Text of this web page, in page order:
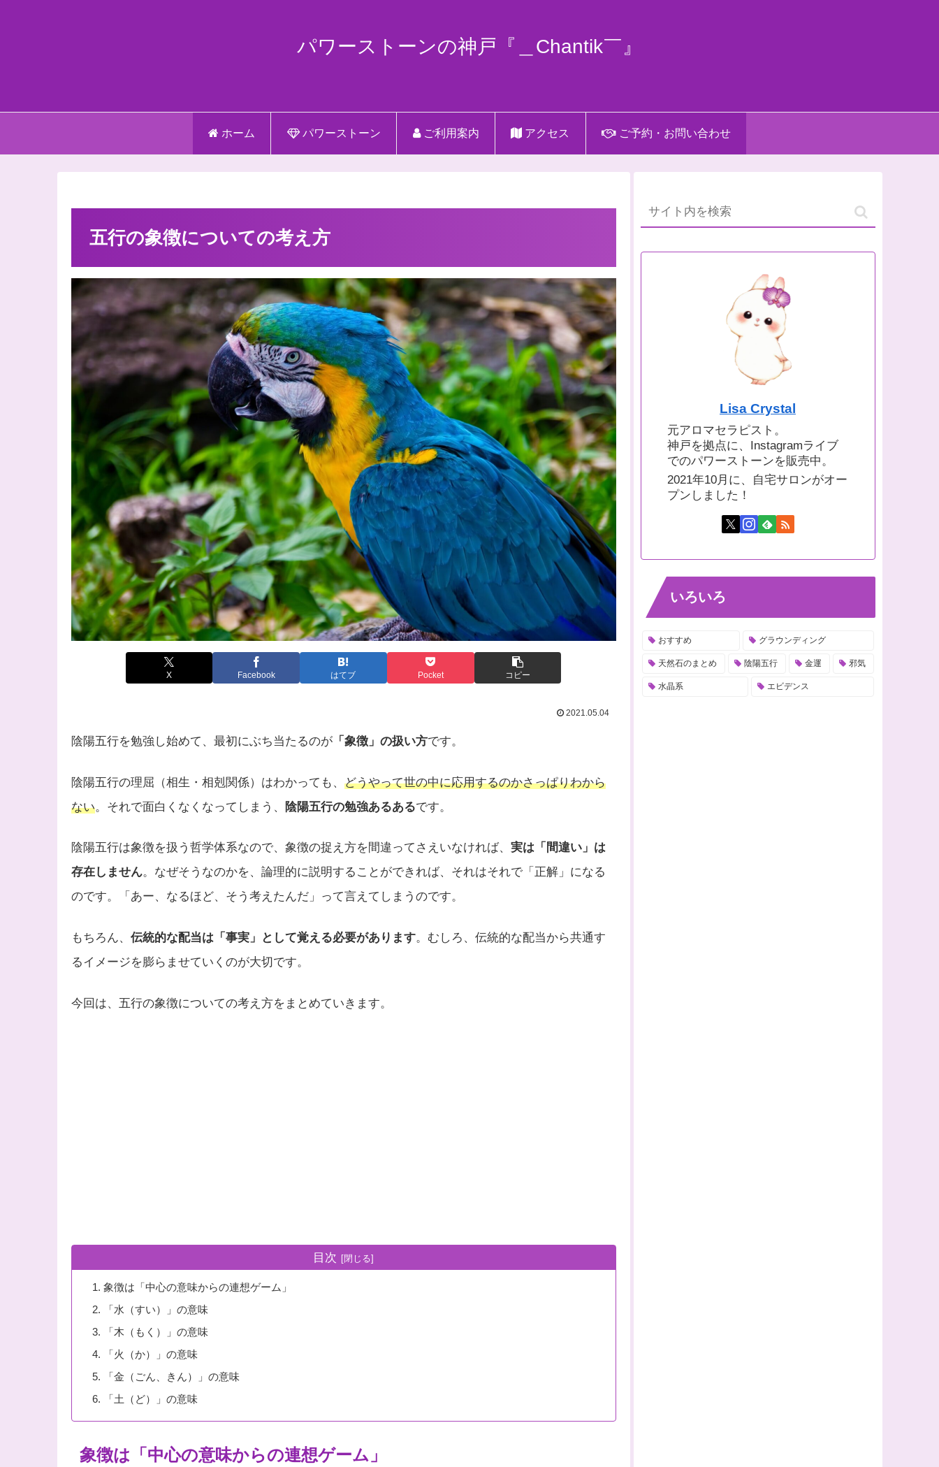
パワーストーンの神戸『＿Chantik￣』
ホーム パワーストーン ご利用案内 アクセス ご予約・お問い合わせ
五行の象徴についての考え方
X Facebook はてブ Pocket コピー
2021.05.04
陰陽五行を勉強し始めて、最初にぶち当たるのが「象徴」の扱い方です。
陰陽五行の理屈（相生・相剋関係）はわかっても、 どうやって世の中に応用するのかさっぱりわから
ない。それで面白くなくなってしまう、 陰陽五行の勉強あるあるです。
陰陽五行は象徴を扱う哲学体系なので、象徴の捉え方を間違ってさえいなければ、 実は「間違い」は
存在しません。なぜそうなのかを、論理的に説明することができれば、それはそれで「正解」になる
のです。「あー、なるほど、そう考えたんだ」って言えてしまうのです。
もちろん、 伝統的な配当は「事実」として覚える必要があります。むしろ、伝統的な配当から共通す
るイメージを膨らませていくのが大切です。
今回は、五行の象徴についての考え方をまとめていきます。
目次
象徴は「中心の意味からの連想ゲーム」
「水（すい）」の意味
「木（もく）」の意味
「火（か）」の意味
「金（ごん、きん）」の意味
「土（ど）」の意味
象徴は「中心の意味からの連想ゲーム」
Lisa Crystal
元アロマセラピスト。
神戸を拠点に、Instagramライブ
でのパワーストーンを販売中。
2021年10月に、自宅サロンがオー
プンしました！
いろいろ
おすすめ グラウンディング
天然石のまとめ 陰陽五行 金運 邪気
水晶系 エビデンス